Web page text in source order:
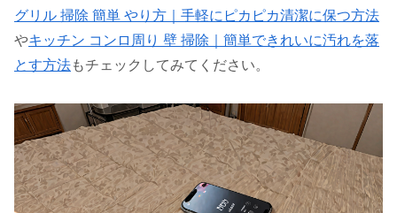
グリル 掃除 簡単 やり方｜手軽にピカピカ清潔に保つ方法
やキッチン コンロ周り 壁 掃除｜簡単できれいに汚れを落
とす方法もチェックしてみてください。